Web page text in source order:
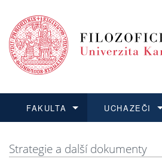
FAKULTA UCHAZEČI
Strategie a další dokumenty